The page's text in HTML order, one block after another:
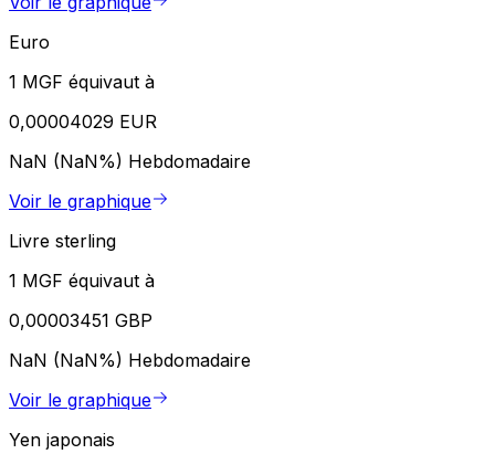
Euro
1 MGF équivaut à
0,00004029 EUR
NaN (NaN%) Hebdomadaire
Voir le graphique
Livre sterling
1 MGF équivaut à
0,00003451 GBP
NaN (NaN%) Hebdomadaire
Voir le graphique
Yen japonais